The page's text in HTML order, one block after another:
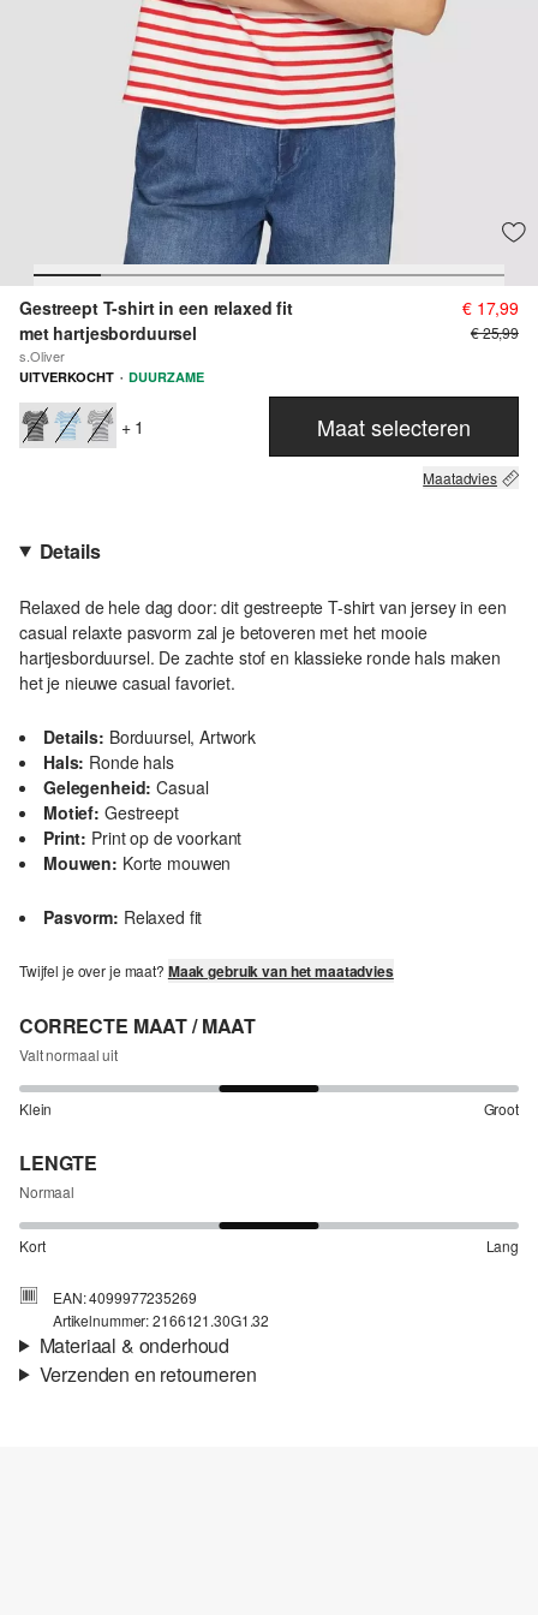
Gestreept T-shirt in een relaxed fit
met hartjesborduursel
s.Oliver
€ 17,99
€ 25,99
UITVERKOCHT · DUURZAME
+ 1 Maat selecteren
Maatadvies
Details
Relaxed de hele dag door: dit gestreepte T-shirt van jersey in een
casual relaxte pasvorm zal je betoveren met het mooie
hartjesborduursel. De zachte stof en klassieke ronde hals maken
het je nieuwe casual favoriet.
Details: Borduursel, Artwork
Hals: Ronde hals
Gelegenheid: Casual
Motief: Gestreept
Print: Print op de voorkant
Mouwen: Korte mouwen
Pasvorm: Relaxed fit
Twijfel je over je maat? Maak gebruik van het maatadvies
CORRECTE MAAT / MAAT
Valt normaal uit
Klein Groot
LENGTE
Normaal
Kort Lang
EAN: 4099977235269
Artikelnummer: 2166121.30G1.32
Materiaal & onderhoud
Verzenden en retourneren